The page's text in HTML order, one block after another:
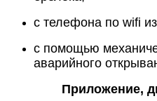
с телефона по wifi
с помощью
аварийного
Приложение,